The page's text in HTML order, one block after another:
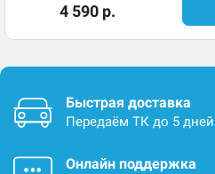
4 590 р.
Быстрая доставка
Передаём ТК до 5 дней
Онлайн поддержка